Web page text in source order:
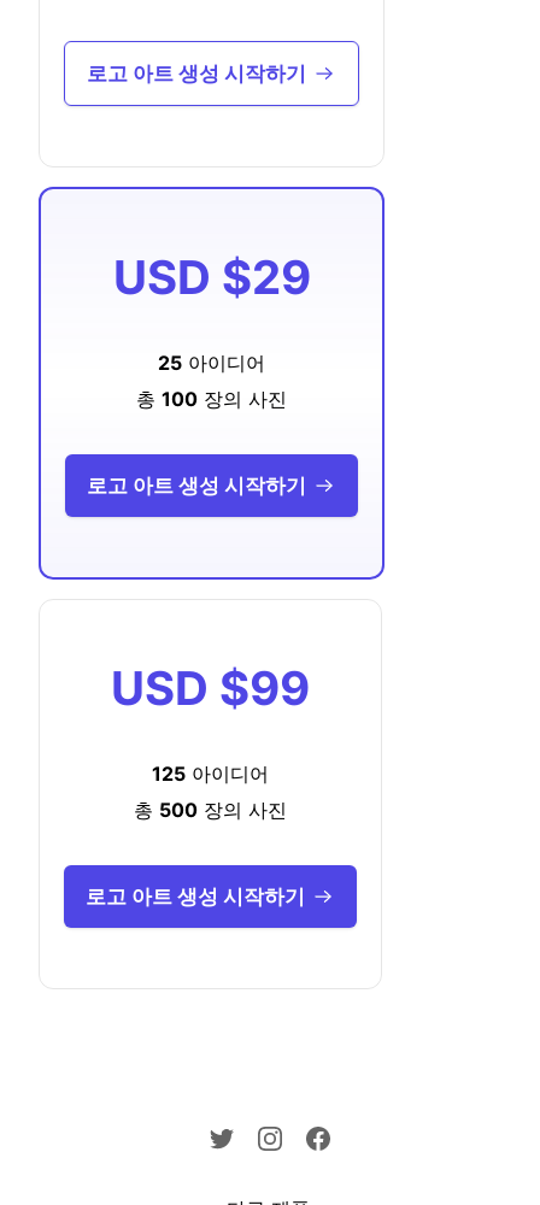
로고 아트 생성 시작하기
USD $29
25 아이디어
총 100 장의 사진
로고 아트 생성 시작하기
USD $99
125 아이디어
총 500 장의 사진
로고 아트 생성 시작하기